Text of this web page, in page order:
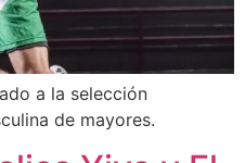
a la selección
de mayores.